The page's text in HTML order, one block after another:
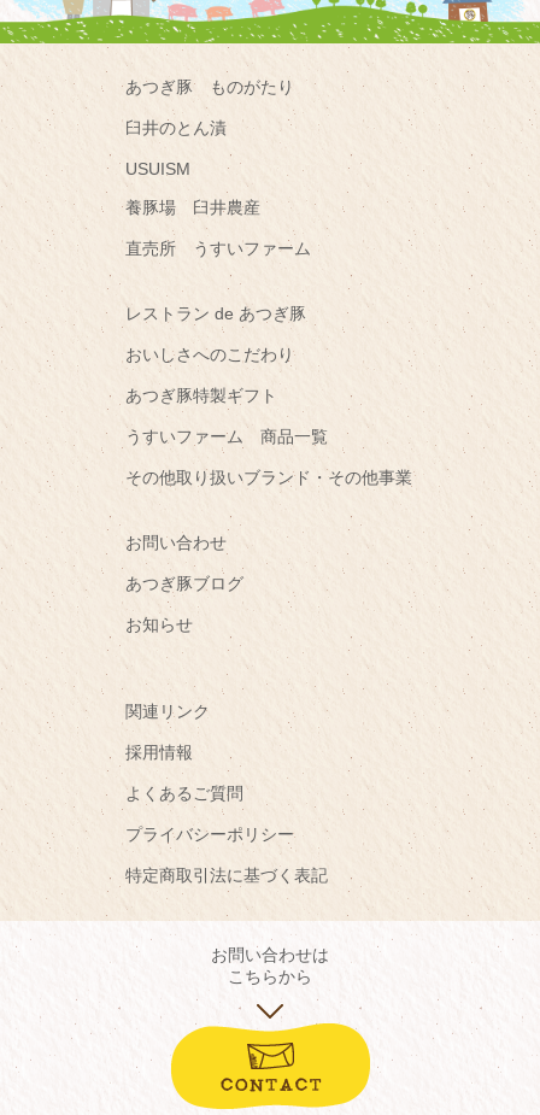
あつぎ豚 ものがたり
臼井のとん漬
USUISM
養豚場 臼井農産
直売所 うすいファーム
レストラン de あつぎ豚
おいしさへのこだわり
あつぎ豚特製ギフト
うすいファーム 商品一覧
その他取り扱いブランド・その他事業
お問い合わせ
あつぎ豚ブログ
お知らせ
関連リンク
採用情報
よくあるご質問
プライバシーポリシー
特定商取引法に基づく表記
お問い合わせは
こちらから